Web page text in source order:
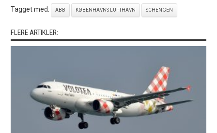
Tagget med: ABB KØBENHAVNS LUFTHAVN SCHENGEN
FLERE ARTIKLER: